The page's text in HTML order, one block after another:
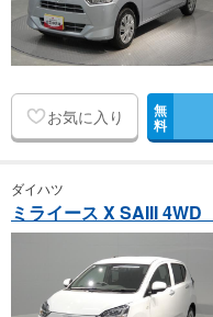
お気に入り 無
料
ダイハツ
ミライース X SAIII 4WD